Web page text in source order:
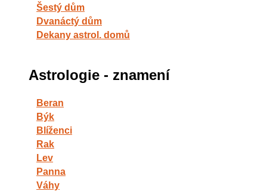
Šestý dům
Dvanáctý dům
Dekany astrol. domů
Astrologie - znamení
Beran
Býk
Blíženci
Rak
Lev
Panna
Váhy